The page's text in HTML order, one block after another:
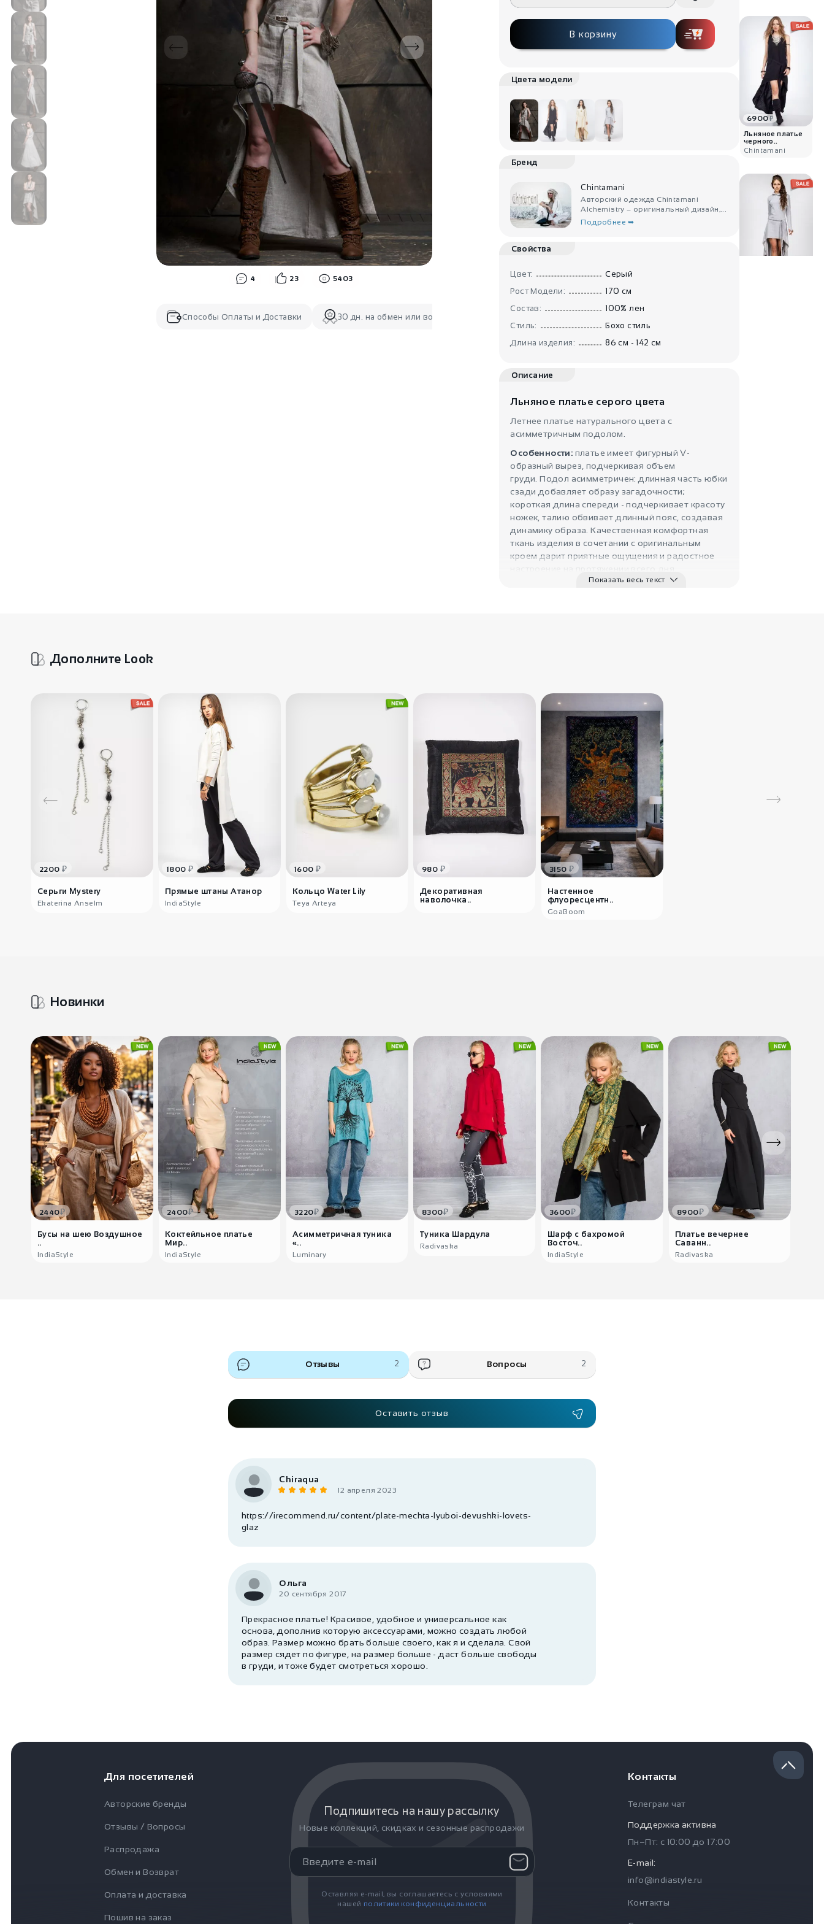
4 23 5403
Способы Оплаты и Доставки 30 дн. на обмен или возврат
В корзину
Цвета модели
Бренд
Chintamani
Авторский одежда Chintamani
Alchemistry – оригинальный дизайн,...
Подробнее ➥
Свойства
Цвет:
Серый
Рост Модели:
170 см
Состав:
100% лен
Стиль:
Бохо стиль
Длина изделия:
86 см - 142 см
Описание
Льняное платье серого цвета
Летнее платье натурального цвета с
асимметричным подолом.
Особенности: платье имеет фигурный V-
образный вырез, подчеркивая объем
груди. Подол асимметричен: длинная часть юбки
сзади добавляет образу загадочности;
короткая длина спереди - подчеркивает красоту
ножек, талию обвивает длинный пояс, создавая
динамику образа. Качественная комфортная
ткань изделия в сочетании с оригинальным
кроем дарит приятные ощущения и радостное
Показать весь текст
6900₽
Льняное платье
черного..
Chintamani
Дополните Look
2200 ₽
Серьги Mystery
Ekaterina Anselm
1800 ₽
Прямые штаны Атанор
IndiaStyle
1600 ₽
Кольцо Water Lily
Teya Arteya
980 ₽
Декоративная
наволочка..
3150 ₽
Настенное
флуоресцентн..
GoaBoom
Новинки
2440₽
Бусы на шею Воздушное
..
IndiaStyle
2400₽
Коктейльное платье
Мир..
IndiaStyle
3220₽
Асимметричная туника
«..
Luminary
8300₽
Туника Шардула
Radivaska
3600₽
Шарф с бахромой
Восточ..
IndiaStyle
8900₽
Платье вечернее
Саванн..
Radivaska
Отзывы 2 Вопросы 2
Оставить отзыв
Chiraqua
12 апреля 2023
https://irecommend.ru/content/plate-mechta-lyuboi-devushki-lovets-
glaz
Ольга
20 сентября 2017
Прекрасное платье! Красивое, удобное и универсальное как
основа, дополнив которую аксессуарами, можно создать любой
образ. Размер можно брать больше своего, как я и сделала. Свой
размер сядет по фигуре, на размер больше - даст больше свободы
в груди, и тоже будет смотреться хорошо.
Для посетителей
Авторские бренды
Отзывы / Вопросы
Распродажа
Обмен и Возврат
Оплата и доставка
Пошив на заказ
Подпишитесь на нашу рассылку
Новые коллекций, скидках и сезонные распродажи
Оставляя e-mail, вы соглашаетесь с условиями
нашей политики конфиденциальности
Контакты
Телеграм чат
Поддержка активна
Пн–Пт: с 10:00 до 17:00
E-mail:
info@indiastyle.ru
Контакты